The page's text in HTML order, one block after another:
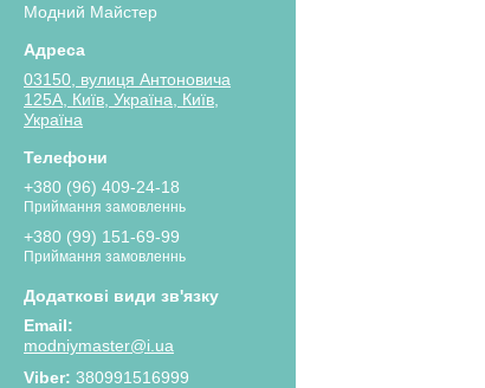
Модний Майстер
03150, вулиця Антоновича
125А, Київ, Україна, Київ,
Україна
+380 (96) 409-24-18
Приймання замовленнь
+380 (99) 151-69-99
Приймання замовленнь
modniymaster@i.ua
380991516999